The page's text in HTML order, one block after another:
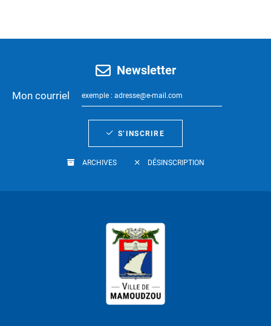
Newsletter
Mon courriel
S’INSCRIRE
ARCHIVES DÉSINSCRIPTION